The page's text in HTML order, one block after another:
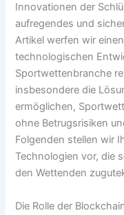
Innovationen der
aufregendes und
Artikel werfen wir
technologischen
Sportwettenbranche
insbesondere die
ermöglichen,
ohne Betrugsrisiken
Folgenden stellen wir
Technologien vor, die
den Wettenden
Die Rolle der